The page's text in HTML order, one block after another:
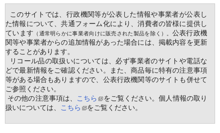
このサイトでは、行政機関等が公表した情報や事業者が公表し
た情報について、共通フォーム化により、消費者の皆様に提供し
ています
（通常明らかに事業者向けに販売された製品を除く）。 公表行政機
関等や事業者からの追加情報があった場合には、掲載内容を更新
することがあります。
リコール品の取扱いについては、必ず事業者のサイトや電話な
どで最新情報をご確認ください。また、商品毎に特有の注意事項
等がある場合もありますので、公表行政機関等のサイトも併せて
ご参照ください。
その他の注意事項は、
こちら
をご覧ください。個人情報の取り
扱いについては、
こちら をご覧ください。